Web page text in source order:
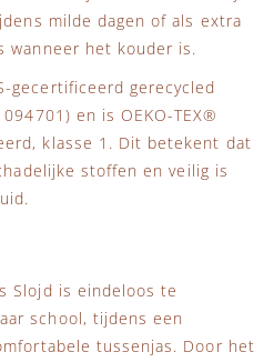
milde dagen of als extra
wanneer het kouder is.
gecertificeerd gerecycled
en is OEKO-TEX®
klasse 1. Dit betekent dat
stoffen en veilig is
Slojd is eindeloos te
school, tijdens een
tussenjas. Door het